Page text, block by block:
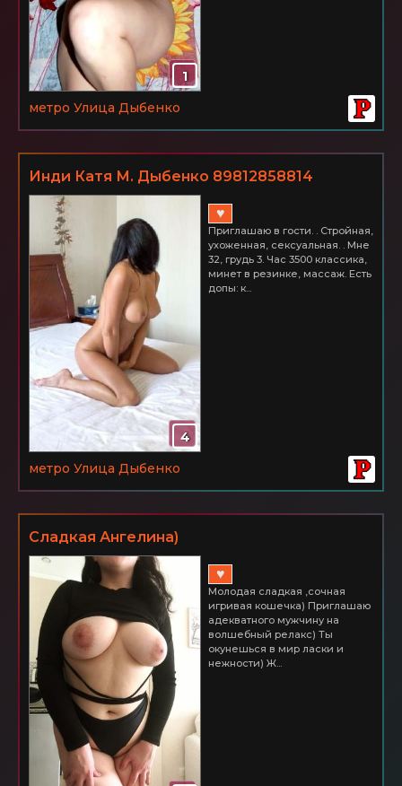
1
метро Улица Дыбенко
Инди Катя М. Дыбенко 89812858814
4
♥
Приглашаю в гости. . Стройная,
ухоженная, сексуальная. . Мне
32, грудь 3. Час 3500 классика,
минет в резинке, массаж. Есть
допы: к...
метро Улица Дыбенко
Сладкая Ангелина)
♥
Молодая сладкая ,сочная
игривая кошечка) Приглашаю
адекватного мужчину на
волшебный релакс) Ты
окунешься в мир ласки и
нежности) Ж...